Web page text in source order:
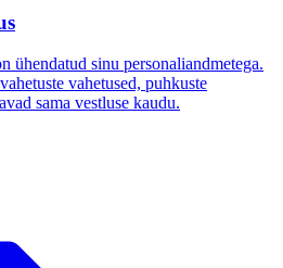
ühendatud sinu personaliandmetega.
vahetused, puhkuste
sama vestluse kaudu.